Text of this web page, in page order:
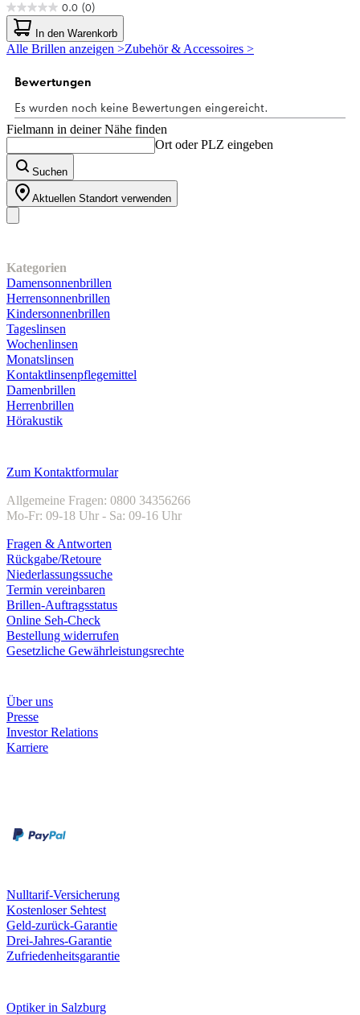
0.0 (0)
0.0
von
5
Sternen.
In den Warenkorb
Alle Brillen anzeigen >Zubehör & Accessoires >
Fielmann in deiner Nähe finden
Ort oder PLZ eingeben
Suchen
Aktuellen Standort verwenden
Kategorien
Damensonnenbrillen
Herrensonnenbrillen
Kindersonnenbrillen
Tageslinsen
Wochenlinsen
Monatslinsen
Kontaktlinsenpflegemittel
Damenbrillen
Herrenbrillen
Hörakustik
Zum Kontaktformular
Allgemeine Fragen: 0800 34356266
Mo-Fr: 09-18 Uhr - Sa: 09-16 Uhr
Fragen & Antworten
Rückgabe/Retoure
Niederlassungssuche
Termin vereinbaren
Brillen-Auftragsstatus
Online Seh-Check
Bestellung widerrufen
Gesetzliche Gewährleistungsrechte
Über uns
Presse
Investor Relations
Karriere
Nulltarif-Versicherung
Kostenloser Sehtest
Geld-zurück-Garantie
Drei-Jahres-Garantie
Zufriedenheitsgarantie
Optiker in Salzburg